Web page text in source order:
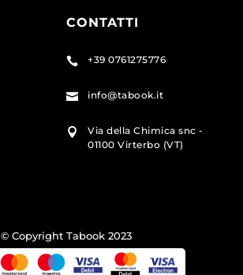
CONTATTI
 +39 0761275776
 info@tabook.it

Via della Chimica snc -
01100 Virterbo (VT)
© Copyright Tabook 2023